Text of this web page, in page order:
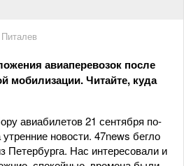
авиаперевозок после
мобилизации. Читайте, куда
авиабилетов 21 сентября по-
новости. 47news бегло
Петербурга. Нас интересовали и